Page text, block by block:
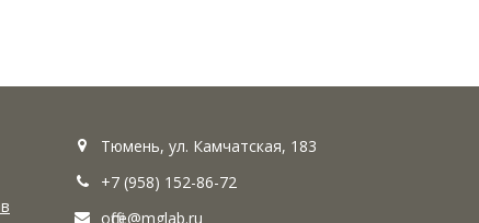
Тюмень, ул. Камчатская, 183
+7 (958) 152-86-72
office@mglab.ru